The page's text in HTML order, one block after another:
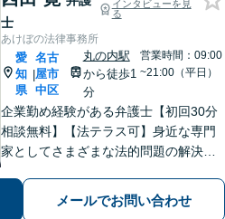
士
インタビューを見
る
あけぼの法律事務所
愛
知
県
|
名古
屋市
中区
丸の内駅
から徒歩1
分
営業時間：09:00
~21:00（平日）
企業勤め経験がある弁護士【初回30分
相談無料】【法テラス可】身近な専門
家としてさまざまな法的問題の解決に
さまに寄り添いながらご納得頂けるま
でとことん対応！私に一度ご相談くだ
メールでお問い合わせ